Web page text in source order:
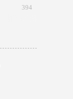
394